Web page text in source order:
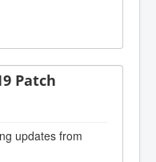
Patch
updates from